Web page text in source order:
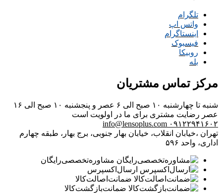
تلگرام
واتس اپ
اینستاگرام
فیسبوک
روبیکا
بله
مرکز تماس مشتریان
شنبه تا چهارشنبه ۱۰ صبح الی ۶ عصر و پنجشنبه ۱۰ صبح الی ۱۶
عصر رضایت مشتری برای ما در اولویت است
۰۹۱۲۲۹۴۱۶۰۲ info@lensoplus.com
تهران ،خیابان انقلاب، خیابان بهار جنوبی، برج بهار، طبقه چهارم
اداری، واحد ۵۹۶
مشاوره‌تخصصی‌رایگان
ارسال‌اکسپرس
ضمانت‌اصالت‌کالا
ضمانت‌بازگشت‌کالا